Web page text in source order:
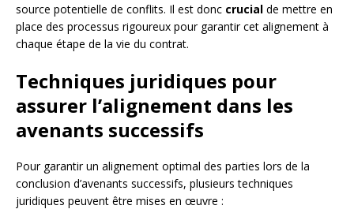
source potentielle de conflits. Il est donc crucial de mettre en
place des processus rigoureux pour garantir cet alignement à
chaque étape de la vie du contrat.
Techniques juridiques pour
assurer l’alignement dans les
avenants successifs
Pour garantir un alignement optimal des parties lors de la
conclusion d’avenants successifs, plusieurs techniques
juridiques peuvent être mises en œuvre :